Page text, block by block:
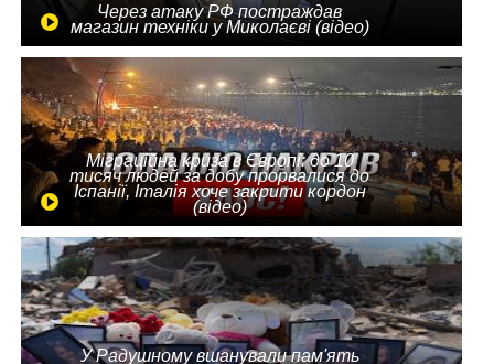
Через атаку РФ постраждав
магазин техніки у Миколаєві (відео)
Міграційна криза в Європі: до 10
тисяч людей за добу прорвалися до
Іспанії, Італія хоче закрити кордон
(відео)
У Радушному вшанували пам'ять